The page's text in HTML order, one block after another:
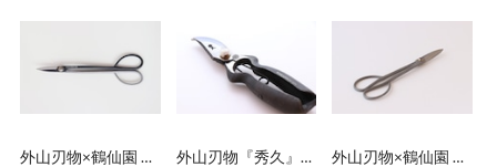
外山刃物×鶴仙園 小
外山刃物『秀久』×
外山刃物×鶴仙園 オ